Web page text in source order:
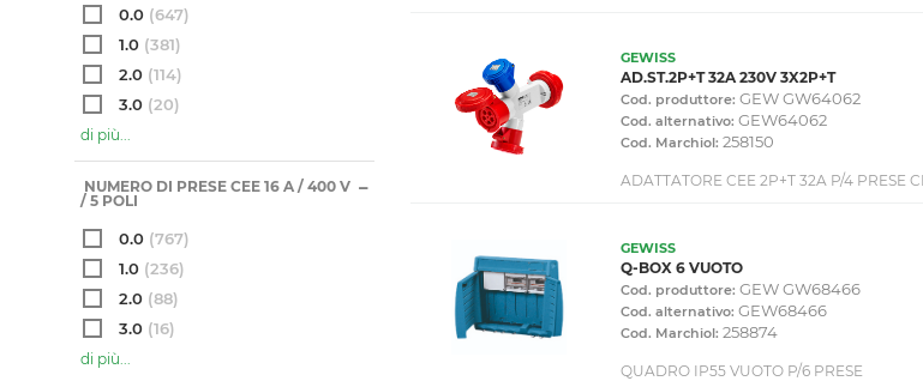
0.0 (647)
1.0 (381)
2.0 (114)
3.0 (20)
di più...
NUMERO DI PRESE CEE 16 A / 400 V
/ 5 POLI
0.0 (767)
1.0 (236)
2.0 (88)
3.0 (16)
di più...
GEWISS
AD.ST.2P+T 32A 230V 3X2P+T
Cod. produttore: GEW GW64062
Cod. alternativo: GEW64062
Cod. Marchiol: 258150
ADATTATORE CEE 2P+T 32A P/4 PRESE
GEWISS
Q-BOX 6 VUOTO
Cod. produttore: GEW GW68466
Cod. alternativo: GEW68466
Cod. Marchiol: 258874
QUADRO IP55 VUOTO P/6 PRESE